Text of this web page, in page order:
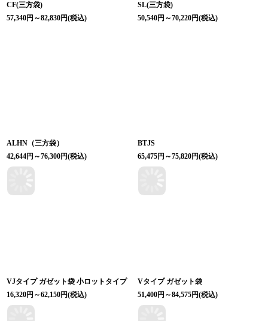
CF(三方袋)
57,340円 ～82,830円(税込)
SL(三方袋)
50,540円 ～70,220円(税込)
ALHN（三方袋）
42,644円 ～76,300円(税込)
BTJS
65,475円 ～75,820円(税込)
VJタイプ ガゼット袋 小ロットタイプ
16,320円 ～62,150円(税込)
Vタイプ ガゼット袋
51,400円 ～84,575円(税込)